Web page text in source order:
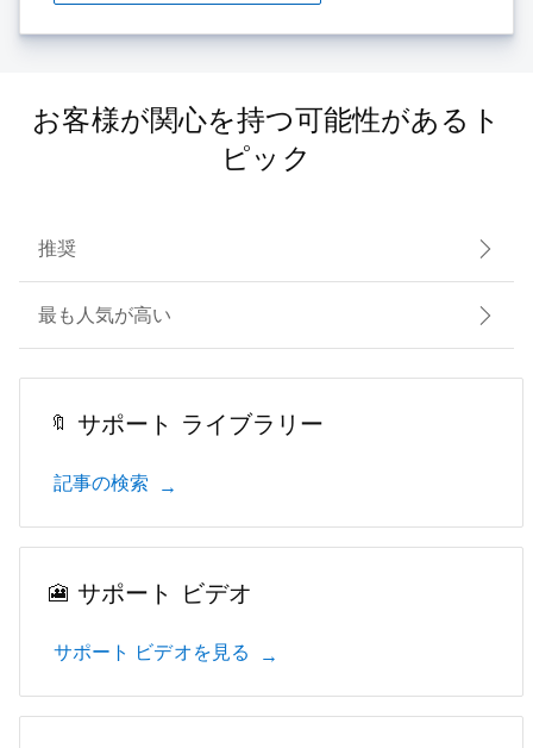
お客様が関心を持つ可能性があるト
ピック
サポート ライブラリー
記事の検索
サポート ビデオ
サポート ビデオを見る
推奨
最も人気が高い